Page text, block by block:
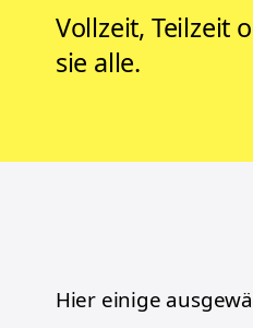
Vollzeit, Teilzeit
sie alle.
Hier einige